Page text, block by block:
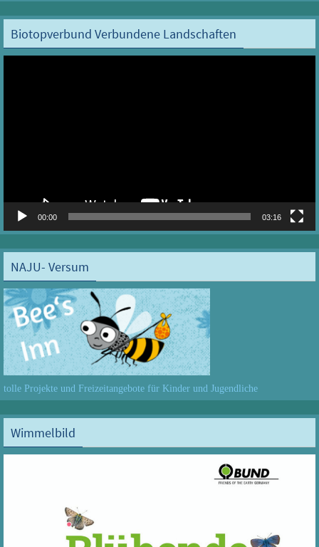
Biotopverbund Verbundene Landschaften
00:00 03:16
NAJU- Versum
tolle Projekte und Freizeitangebote für Kinder und Jugendliche
Wimmelbild